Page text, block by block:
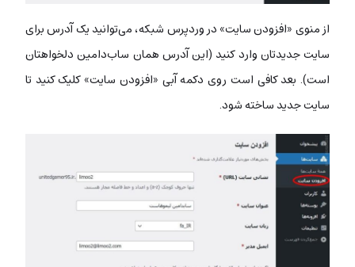
از منوی «افزودن سایت» در وردپرس شبکه، می‌توانید یک آدرس برای
سایت جدیدتان وارد کنید (این آدرس همان ساب‌دامین دلخواهتان
است). بعد کافی است روی دکمه آبی «افزودن سایت» کلیک کنید تا
سایت جدید ساخته شود.